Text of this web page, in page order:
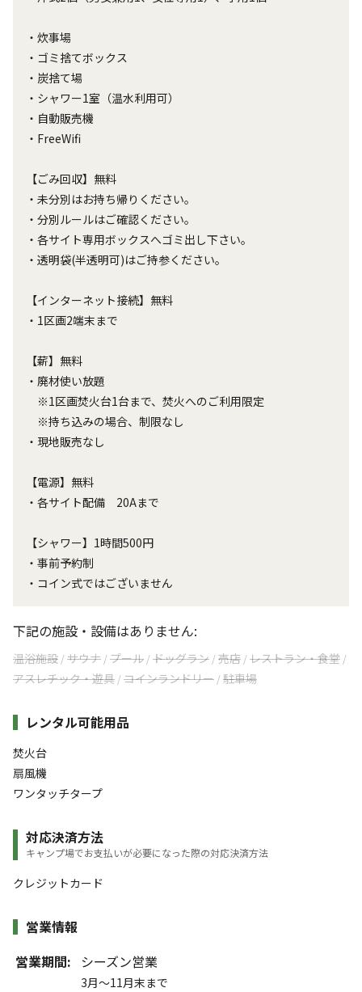
・炊事場
・ゴミ捨てボックス
・炭捨て場
・シャワー1室（温水利用可）
・自動販売機
・FreeWifi
【ごみ回収】無料
・未分別はお持ち帰りください。
・分別ルールはご確認ください。
・各サイト専用ボックスへゴミ出し下さい。
・透明袋(半透明可)はご持参ください。
【インターネット接続】無料
・1区画2端末まで
【薪】無料
・廃材使い放題
※1区画焚火台1台まで、焚火へのご利用限定
※持ち込みの場合、制限なし
・現地販売なし
【電源】無料
・各サイト配備 20Aまで
【シャワー】1時間500円
・事前予約制
・コイン式ではございません
下記の施設・設備はありません:
温浴施設 /サウナ /プール /ドッグラン /売店 /レストラン・食堂 /
アスレチック・遊具 /コインランドリー /駐車場
レンタル可能用品
焚火台
扇風機
ワンタッチタープ
対応決済方法
キャンプ場でお支払いが必要になった際の対応決済方法
クレジットカード
営業情報
営業期間:
シーズン営業
3月～11月末まで